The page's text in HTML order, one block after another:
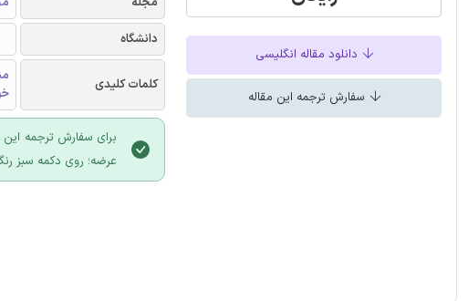
دانلود مقاله انگلیسی
سفارش ترجمه این مقاله
دانشگاه
کلمات کلیدی
برای سفارش ترجمه
عرضه؛ روی دکمه سبز